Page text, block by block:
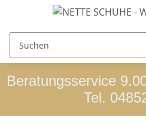
Beratungsservice
Tel.